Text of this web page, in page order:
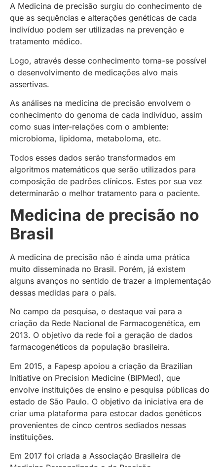
A Medicina de precisão surgiu do conhecimento de
que as sequências e alterações genéticas de cada
indivíduo podem ser utilizadas na prevenção e
tratamento médico.
Logo, através desse conhecimento torna-se possível
o desenvolvimento de medicações alvo mais
assertivas.
As análises na medicina de precisão envolvem o
conhecimento do genoma de cada indivíduo, assim
como suas inter-relações com o ambiente:
microbioma, lipidoma, metaboloma, etc.
Todos esses dados serão transformados em
algoritmos matemáticos que serão utilizados para
composição de padrões clínicos. Estes por sua vez
determinarão o melhor tratamento para o paciente.
Medicina de precisão no
Brasil
A medicina de precisão não é ainda uma prática
muito disseminada no Brasil. Porém, já existem
alguns avanços no sentido de trazer a implementação
dessas medidas para o país.
No campo da pesquisa, o destaque vai para a
criação da Rede Nacional de Farmacogenética, em
2013. O objetivo da rede foi a geração de dados
farmacogenéticos da população brasileira.
Em 2015, a Fapesp apoiou a criação da Brazilian
Initiative on Precision Medicine (BIPMed), que
envolve instituições de ensino e pesquisa públicas do
estado de São Paulo. O objetivo da iniciativa era de
criar uma plataforma para estocar dados genéticos
provenientes de cinco centros sediados nessas
instituições.
Em 2017 foi criada a Associação Brasileira de